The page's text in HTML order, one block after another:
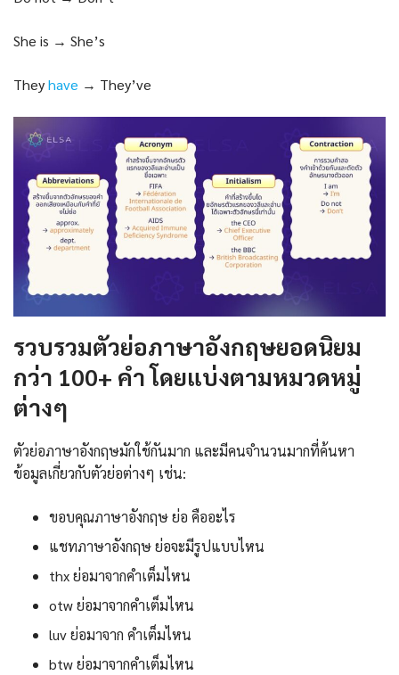
She is → She’s
Theyhave → They’ve
รวบรวมตัวย่อภาษาอังกฤษยอดนิยม
กว่า 100+ คำ โดยแบ่งตามหมวดหมู่
ต่างๆ
ตัวย่อภาษาอังกฤษมักใช้กันมาก และมีคนจำนวนมากที่ค้นหา
ข้อมูลเกี่ยวกับตัวย่อต่างๆ เช่น:
ขอบคุณภาษาอังกฤษ ย่อ คืออะไร
แชทภาษาอังกฤษ ย่อจะมีรูปแบบไหน
thx ย่อมาจากคำเต็มไหน
otw ย่อมาจากคำเต็มไหน
luv ย่อมาจาก คำเต็มไหน
btw ย่อมาจากคำเต็มไหน